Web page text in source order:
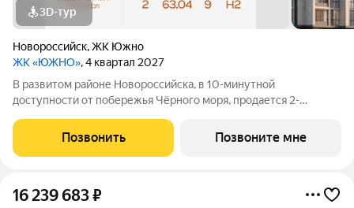
3D-тур
Новороссийск,ЖК Южно
ЖК «ЮЖНО», 4 квартал 2027
В развитом районе Новороссийска, в 10-минутной
доступности от побережья Чёрного моря, продается 2-
этажного дома №Н2. Квартира находится в новом жилом
комплексе от надёжного застройщика ССК
Позвонить Позвоните мне
16 239 683₽